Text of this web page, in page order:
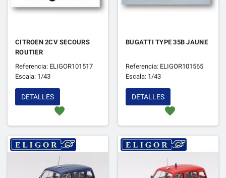
CITROEN 2CV SECOURS
ROUTIER
Referencia: ELIGOR101517
Escala: 1/43
favorite
DETALLES
BUGATTI TYPE 35B JAUNE
Referencia: ELIGOR101565
Escala: 1/43
favorite
DETALLES